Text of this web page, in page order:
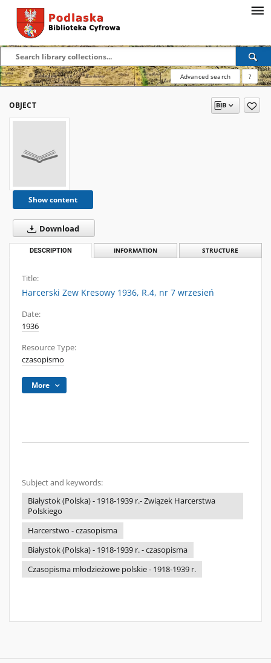
Advanced search ?
OBJECT
Show content
Download
DESCRIPTION INFORMATION STRUCTURE
Title:
Harcerski Zew Kresowy 1936, R.4, nr 7 wrzesień
Date:
1936
Resource Type:
czasopismo
More
Subject and keywords:
Białystok (Polska) - 1918-1939 r.- Związek Harcerstwa
Polskiego
Harcerstwo - czasopisma
Białystok (Polska) - 1918-1939 r. - czasopisma
Czasopisma młodzieżowe polskie - 1918-1939 r.